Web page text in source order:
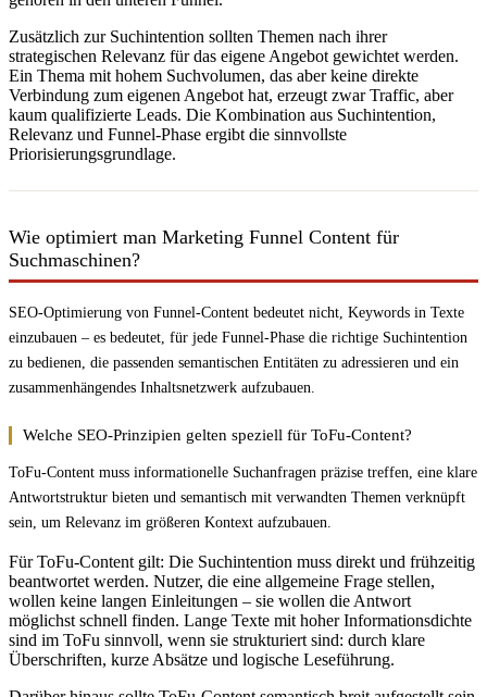
Zusätzlich zur Suchintention sollten Themen nach ihrer
strategischen Relevanz für das eigene Angebot gewichtet werden.
Ein Thema mit hohem Suchvolumen, das aber keine direkte
Verbindung zum eigenen Angebot hat, erzeugt zwar Traffic, aber
kaum qualifizierte Leads. Die Kombination aus Suchintention,
Relevanz und Funnel-Phase ergibt die sinnvollste
Priorisierungsgrundlage.
Wie optimiert man Marketing Funnel Content für
Suchmaschinen?
SEO-Optimierung von Funnel-Content bedeutet nicht, Keywords in Texte
einzubauen – es bedeutet, für jede Funnel-Phase die richtige Suchintention
zu bedienen, die passenden semantischen Entitäten zu adressieren und ein
zusammenhängendes Inhaltsnetzwerk aufzubauen.
Welche SEO-Prinzipien gelten speziell für ToFu-Content?
ToFu-Content muss informationelle Suchanfragen präzise treffen, eine klare
Antwortstruktur bieten und semantisch mit verwandten Themen verknüpft
sein, um Relevanz im größeren Kontext aufzubauen.
Für ToFu-Content gilt: Die Suchintention muss direkt und frühzeitig
beantwortet werden. Nutzer, die eine allgemeine Frage stellen,
wollen keine langen Einleitungen – sie wollen die Antwort
möglichst schnell finden. Lange Texte mit hoher Informationsdichte
sind im ToFu sinnvoll, wenn sie strukturiert sind: durch klare
Überschriften, kurze Absätze und logische Leseführung.